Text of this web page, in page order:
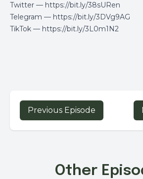
Twitter — https://bit.ly/38sURen
Telegram — https://bit.ly/3DVg9AG
TikTok — https://bit.ly/3L0m1N2
Previous Episode
Other